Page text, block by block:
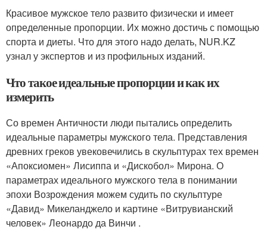
Красивое мужское тело развито физически и имеет
определенные пропорции. Их можно достичь с помощью
спорта и диеты. Что для этого надо делать, NUR.KZ
узнал у экспертов и из профильных изданий.
Что такое идеальные пропорции и как их
измерить
Со времен Античности люди пытались определить
идеальные параметры мужского тела. Представления
древних греков увековечились в скульптурах тех времен
«Апоксиомен» Лисиппа и «Дискобол» Мирона. О
параметрах идеального мужского тела в понимании
эпохи Возрождения можем судить по скульптуре
«Давид» Микеланджело и картине «Витрувианский
человек» Леонардо да Винчи .